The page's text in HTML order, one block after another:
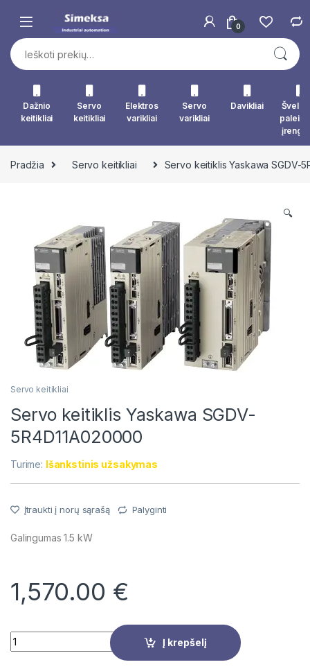
0
Ieškoti:
Dažnio
keitikliai
Servo
keitikliai
Elektros
varikliai
Servo
varikliai
Davikliai
Pradžia Servo keitikliai Servo keitiklis Yaskawa SGDV-
🔍
Servo keitikliai
Servo keitiklis Yaskawa SGDV-
5R4D11A020000
Turime: Išankstinis užsakymas
Įtraukti į norų sąrašą Palyginti
Galingumas 1.5 kW
1,570.00 €
Quantity
Į krepšelį